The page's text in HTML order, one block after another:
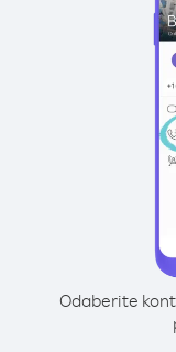
Odaberite